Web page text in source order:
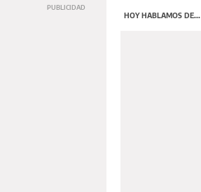
HOY HABLAMOS DE...